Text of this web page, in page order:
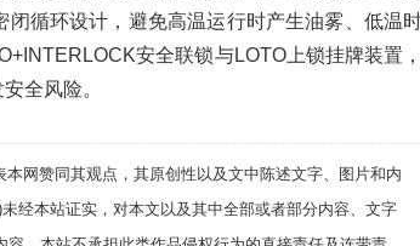
循环设计，避免高温运行时产生油雾、低温
安全联锁与LOTO上锁挂牌装置
全风险。
网赞同其观点，其原创性以及文中陈述文字、图片和内
经本站证实，对本文以及其中全部或者部分内容、文字